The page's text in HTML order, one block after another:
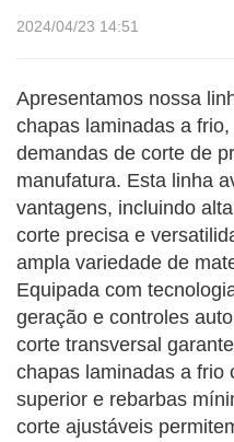
2024/04/23 14:51
Apresentamos nossa
chapas laminadas a
demandas de corte de
manufatura. Esta linha
vantagens, incluindo
corte precisa e
ampla variedade de
Equipada com
geração e controles
corte transversal
chapas laminadas a frio
superior e rebarbas
corte ajustáveis